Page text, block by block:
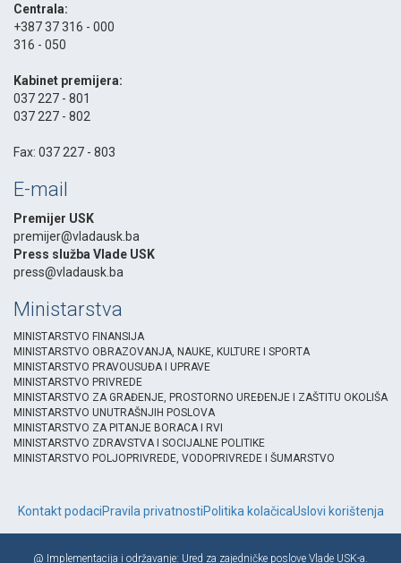
Centrala:
+387 37 316 - 000
316 - 050
Kabinet premijera:
037 227 - 801
037 227 - 802
Fax: 037 227 - 803
E-mail
Premijer USK
premijer@vladausk.ba
Press služba Vlade USK
press@vladausk.ba
Ministarstva
MINISTARSTVO FINANSIJA
MINISTARSTVO OBRAZOVANJA, NAUKE, KULTURE I SPORTA
MINISTARSTVO PRAVOUSUĐA I UPRAVE
MINISTARSTVO PRIVREDE
MINISTARSTVO ZA GRAĐENJE, PROSTORNO UREĐENJE I ZAŠTITU OKOLIŠA
MINISTARSTVO UNUTRAŠNJIH POSLOVA
MINISTARSTVO ZA PITANJE BORACA I RVI
MINISTARSTVO ZDRAVSTVA I SOCIJALNE POLITIKE
MINISTARSTVO POLJOPRIVREDE, VODOPRIVREDE I ŠUMARSTVO
Kontakt podaciPravila privatnostiPolitika kolačicaUslovi korištenja
@ Implementacija i održavanje: Ured za zajedničke poslove Vlade USK-a.